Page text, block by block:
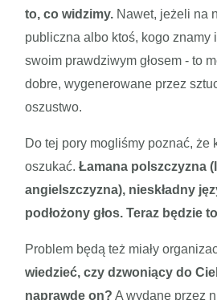
to, co widzimy. Nawet, jeżeli na
publiczna albo ktoś, kogo znamy
swoim prawdziwym głosem - to
dobre, wygenerowane przez
oszustwo.
Do tej pory mogliśmy poznać, że
oszukać. Łamana polszczyzna
angielszczyzna), nieskładny
podłożony głos. Teraz będzie
Problem będą też miały
wiedzieć, czy dzwoniący do
naprawdę on? A wydane przez